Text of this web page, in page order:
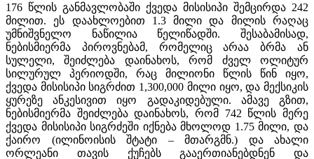
176 წლის განმავლობაში ქვედა მისისიპი შემცირდა 242
მილით. ეს დაახლოებით 1.3 მილი და მილის რაღაც
უმნიშვნელო ნაწილია წელიწადში. შესაბამისად,
ნებისმიერმა პიროვნებამ, რომელიც არაა ბრმა ან
სულელი, შეიძლება დაინახოს, რომ ძველ ოლიტურ
სილურულ პერიოდში, რაც მილიონი წლის წინ იყო,
ქვედა მისისიპი სიგრძით 1,300,000 მილი იყო, და მექსიკის
ყურეზე ანკესივით იყო გადაკიდებული. ამავე გზით,
ნებისმიერმა შეიძლება დაინახოს, რომ 742 წლის მერე
ქვედა მისისიპი სიგრძეში იქნება მხოლოდ 1.75 მილი, და
ქაირო (ილინოისის შტატი – მთარგმნ.) და ახალი
ორლეანი თავის ქუჩებს გააერთიანებდნენ და